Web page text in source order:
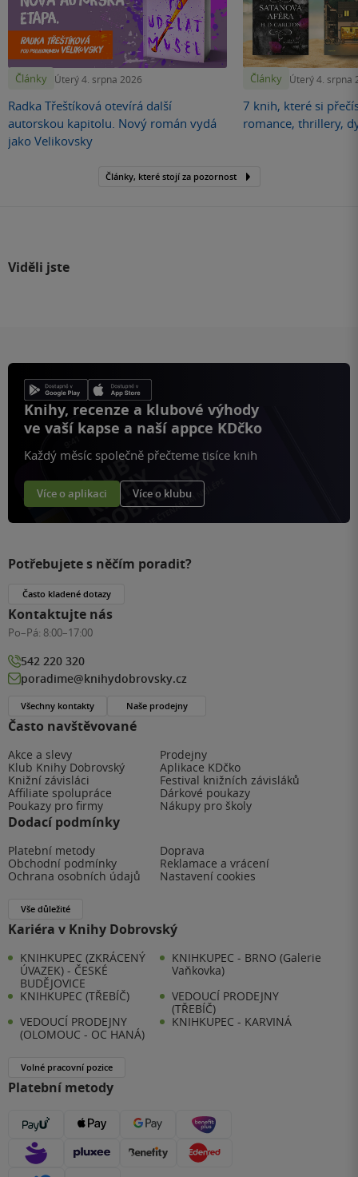
Články Úterý 4. srpna 2026
Radka Třeštíková otevírá další
autorskou kapitolu. Nový román vydá
jako Velikovsky
Články Úterý 4. srpna
7 knih, které si
romance, thrillery,
Články, které stojí za pozornost
Viděli jste
Knihy, recenze a klubové výhody
ve vaší kapse a naší appce KDčko
Každý měsíc společně přečteme tisíce knih
Více o aplikaci Více o klubu
Často navštěvované
Akce a slevy
Prodejny
Klub Knihy Dobrovský
Aplikace KDčko
Knižní závisláci
Festival knižních závisláků
Affiliate spolupráce
Dárkové poukazy
Poukazy pro firmy
Nákupy pro školy
Dodací podmínky
Platební metody
Doprava
Obchodní podmínky
Reklamace a vrácení
Ochrana osobních údajů
Nastavení cookies
Vše důležité
Kariéra v Knihy Dobrovský
KNIHKUPEC (ZKRÁCENÝ
ÚVAZEK) - ČESKÉ
BUDĚJOVICE
KNIHKUPEC - BRNO (Galerie
Vaňkovka)
KNIHKUPEC (TŘEBÍČ)
VEDOUCÍ PRODEJNY
(TŘEBÍČ)
VEDOUCÍ PRODEJNY
(OLOMOUC - OC HANÁ)
KNIHKUPEC - KARVINÁ
Volné pracovní pozice
Platební metody
Potřebujete s něčím poradit?
Často kladené dotazy
Kontaktujte nás
Po–Pá: 8:00–17:00
542 220 320
poradime@knihydobrovsky.cz
Všechny kontakty Naše prodejny